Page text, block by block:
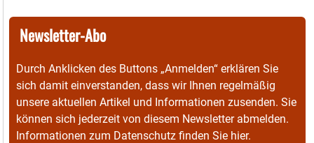
Newsletter-Abo
Durch Anklicken des Buttons „Anmelden“ erklären Sie
sich damit einverstanden, dass wir Ihnen regelmäßig
unsere aktuellen Artikel und Informationen zusenden. Sie
können sich jederzeit von diesem Newsletter abmelden.
Informationen zum Datenschutz finden Sie hier.